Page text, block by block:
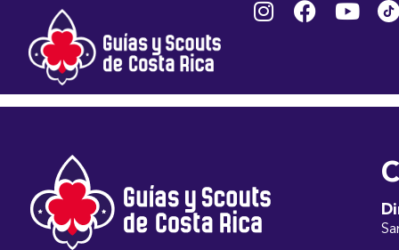
ZÚÑIGA CHAVARRÍA
GRETHEL